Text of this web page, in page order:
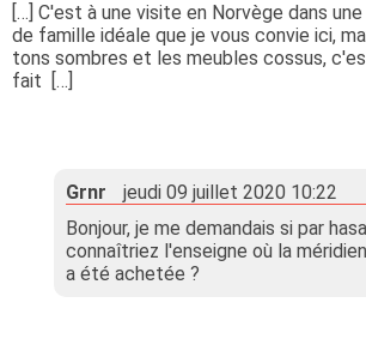
[…] C'est à une visite en Norvège dans
de famille idéale que je vous convie ici,
tons sombres et les meubles cossus,
fait […]
Grnr
jeudi 09 juillet 2020 10:22
Bonjour, je me demandais si par
connaîtriez l'enseigne où la
a été achetée ?